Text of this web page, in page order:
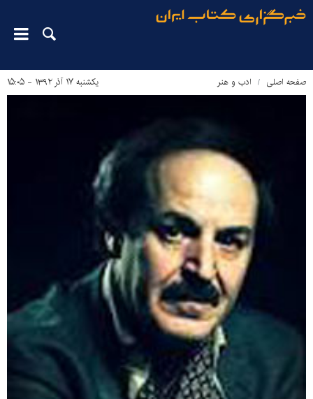
صفحه اصلی ادب و هنر یکشنبه ۱۷ آذر ۱۳۹۲ - ۱۵:۰۵